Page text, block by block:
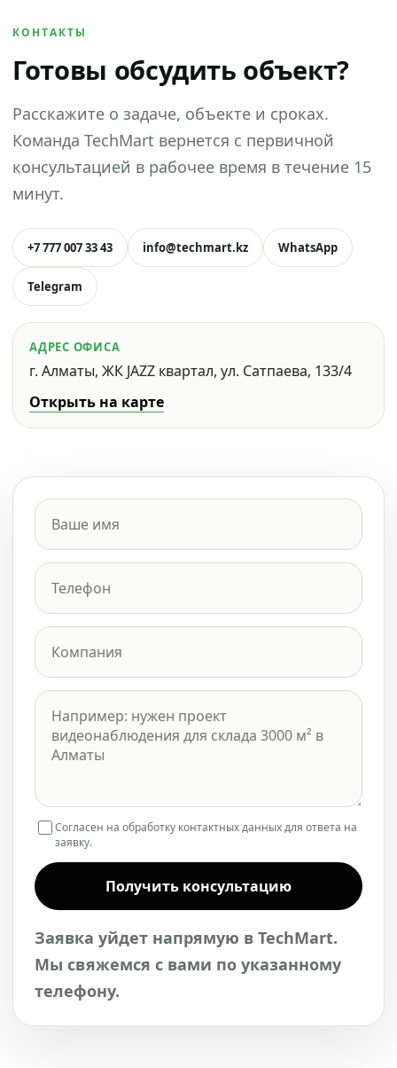
КОНТАКТЫ
Готовы обсудить объект?
Расскажите о задаче, объекте и сроках.
Команда TechMart вернется с первичной
консультацией в рабочее время в течение 15
минут.
+7 777 007 33 43 info@techmart.kz WhatsApp
Telegram
АДРЕС ОФИСА
г. Алматы, ЖК JAZZ квартал, ул. Сатпаева, 133/4
Открыть на карте
Согласен на обработку контактных данных для ответа на
заявку.
Получить консультацию
Заявка уйдет напрямую в TechMart.
Мы свяжемся с вами по указанному
телефону.